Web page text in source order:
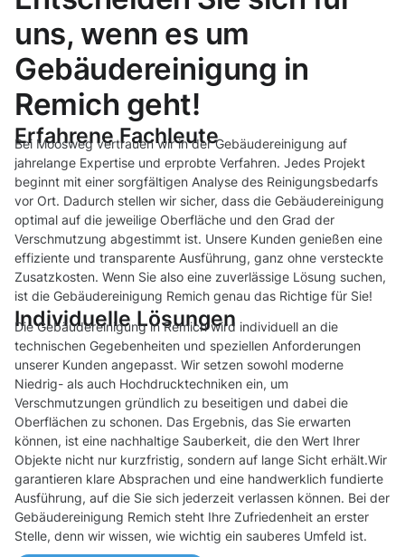
uns, wenn es um
Gebäudereinigung in
Remich geht!
Erfahrene Fachleute
Bei Moosweg vertrauen wir in der Gebäudereinigung auf
jahrelange Expertise und erprobte Verfahren. Jedes Projekt
beginnt mit einer sorgfältigen Analyse des Reinigungsbedarfs
vor Ort. Dadurch stellen wir sicher, dass die Gebäudereinigung
optimal auf die jeweilige Oberfläche und den Grad der
Verschmutzung abgestimmt ist. Unsere Kunden genießen eine
effiziente und transparente Ausführung, ganz ohne versteckte
Zusatzkosten. Wenn Sie also eine zuverlässige Lösung suchen,
ist die Gebäudereinigung Remich genau das Richtige für Sie!
Individuelle Lösungen
Die Gebäudereinigung in Remich wird individuell an die
technischen Gegebenheiten und speziellen Anforderungen
unserer Kunden angepasst. Wir setzen sowohl moderne
Niedrig- als auch Hochdrucktechniken ein, um
Verschmutzungen gründlich zu beseitigen und dabei die
Oberflächen zu schonen. Das Ergebnis, das Sie erwarten
können, ist eine nachhaltige Sauberkeit, die den Wert Ihrer
Objekte nicht nur kurzfristig, sondern auf lange Sicht erhält.Wir
garantieren klare Absprachen und eine handwerklich fundierte
Ausführung, auf die Sie sich jederzeit verlassen können. Bei der
Gebäudereinigung Remich steht Ihre Zufriedenheit an erster
Stelle, denn wir wissen, wie wichtig ein sauberes Umfeld ist.